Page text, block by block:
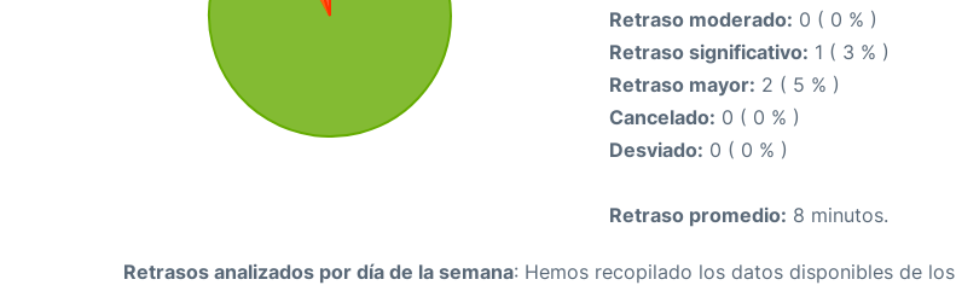
Retraso moderado: 0 ( 0 % )
Retraso significativo: 1 ( 3 % )
Retraso mayor: 2 ( 5 % )
Cancelado: 0 ( 0 % )
Desviado: 0 ( 0 % )
Retraso promedio: 8 minutos.
Retrasos analizados por día de la semana: Hemos recopilado los datos disponibles de los